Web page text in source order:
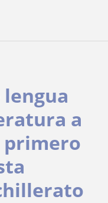
a
primero